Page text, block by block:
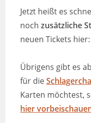
Jetzt heißt es
nochzusätzliche
neuen Tickets
Übrigens gibt es
für die
Karten möchtest,
hier